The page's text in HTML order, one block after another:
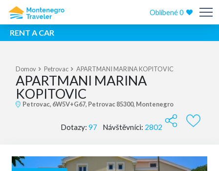
Oblíbené0
RENT A CAR
Domov Petrovac APARTMANI MARINA KOPITOVIC
APARTMANI MARINA
KOPITOVIC
Petrovac, 6W5V+G67, Petrovac 85300, Montenegro
Dotazy: 97 Návštěvníci: 2802